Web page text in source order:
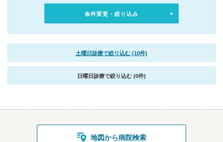
条件変更・絞り込み
土曜日診療で絞り込む (10件)
日曜日診療で絞り込む (0件)
地図から病院検索